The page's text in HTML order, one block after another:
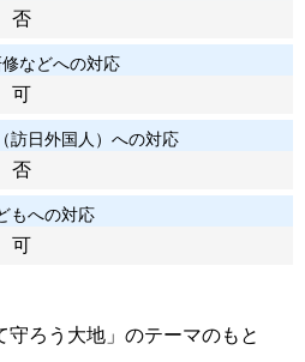
否
などへの対応
可
訪日外国人）への対応
否
もへの対応
可
ろう大地」のテーマのもと